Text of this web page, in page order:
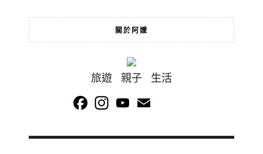
關於阿嬤
旅遊 親子 生活
FacebookInstagramYouTube
Channel